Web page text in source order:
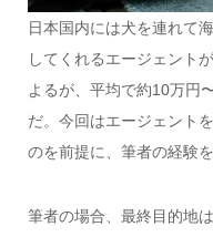
日本国内には犬を連れて
してくれるエージェント
よるが、平均で約10万円
だ。今回はエージェント
のを前提に、筆者の経験
筆者の場合、最終目的地